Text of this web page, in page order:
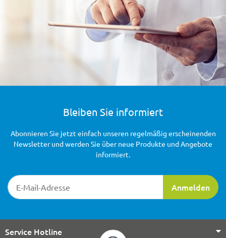
Bleiben Sie informiert
Newsletter-Registrierung
Anmelden
Abonnieren Sie jetzt einfach unseren regelmäßig erscheinenden
Newsletter und werden Sie über neue Produkte und Angebote
informiert.
Service Hotline